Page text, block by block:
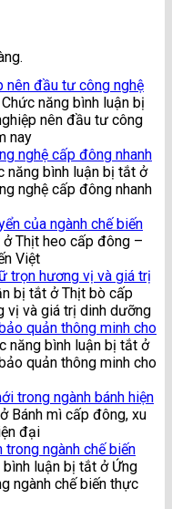
nên đầu tư công nghệ
Chức năng bình luận bị
nên đầu tư công
nay
nghệ cấp đông nhanh
năng bình luận bị tắt ở
nghệ cấp đông nhanh
của ngành chế biến
ở Thịt heo cấp đông –
Việt
trọn hương vị và giá trị
bị tắt ở Thịt bò cấp
vị và giá trị dinh dưỡng
quản thông minh cho
năng bình luận bị tắt ở
quản thông minh cho
trong ngành bánh hiện
ở Bánh mì cấp đông, xu
đại
ngành chế biến
bình luận bị tắt ở Ứng
ngành chế biến thực